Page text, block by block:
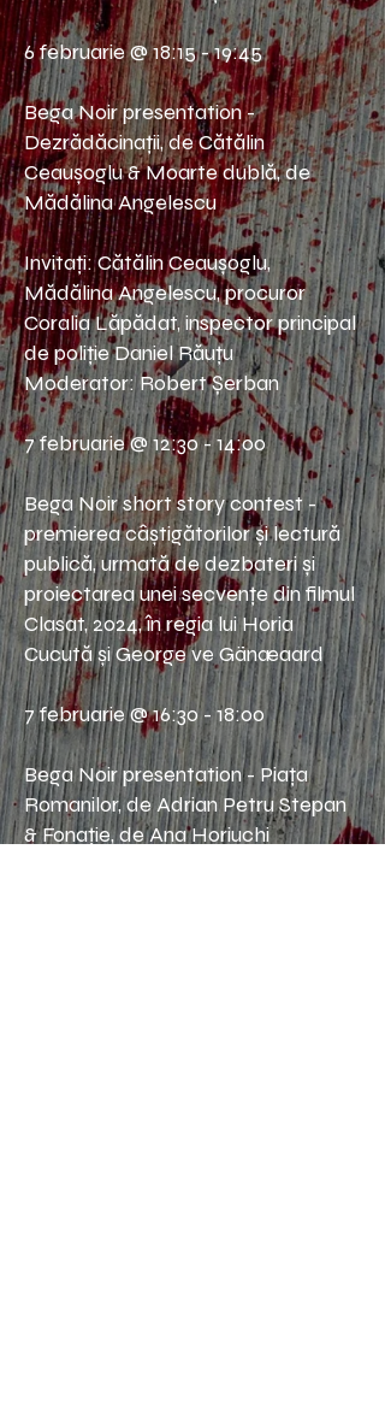
6 februarie @ 18:15 - 19:45
Bega Noir presentation -
Dezrădăcinații, de Cătălin
Ceaușoglu & Moarte dublă, de
Mădălina Angelescu
Invitați: Cătălin Ceaușoglu,
Mădălina Angelescu, procuror
Coralia Lăpădat, inspector principal
de poliție Daniel Răuțu
Moderator: Robert Șerban
7 februarie @ 12:30 - 14:00
Bega Noir short story contest -
premierea câștigătorilor și lectură
publică, urmată de dezbateri și
proiectarea unei secvențe din filmul
Clasat, 2024, în regia lui Horia
Cucută și George ve Gänæaard
7 februarie @ 16:30 - 18:00
Bega Noir presentation - Piața
Romanilor, de Adrian Petru Stepan
& Fonație, de Ana Horiuchi